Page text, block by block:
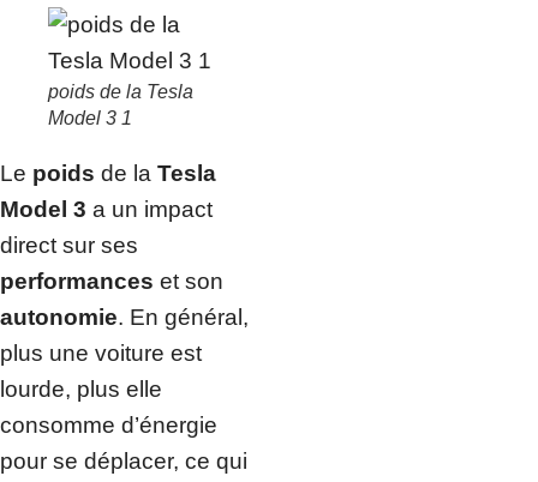
poids de la Tesla
Model 3 1
Le poids de la Tesla
Model 3 a un impact
direct sur ses
performances et son
autonomie. En général,
plus une voiture est
lourde, plus elle
consomme d’énergie
pour se déplacer, ce qui